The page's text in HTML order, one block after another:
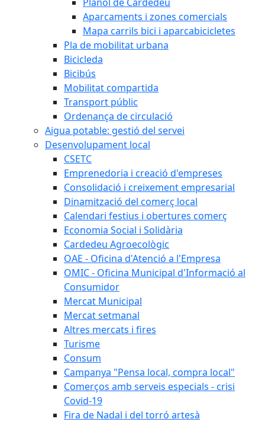
Aparcaments i zones comercials
Mapa carrils bici i aparcabicicletes
Pla de mobilitat urbana
Bicicleda
Bicibús
Mobilitat compartida
Transport públic
Ordenança de circulació
Aigua potable: gestió del servei
Desenvolupament local
CSETC
Emprenedoria i creació d'empreses
Consolidació i creixement empresarial
Dinamització del comerç local
Calendari festius i obertures comerç
Economia Social i Solidària
Cardedeu Agroecològic
OAE - Oficina d'Atenció a l'Empresa
OMIC - Oficina Municipal d'Informació al
Consumidor
Mercat Municipal
Mercat setmanal
Altres mercats i fires
Turisme
Consum
Campanya "Pensa local, compra local"
Comerços amb serveis especials - crisi
Covid-19
Fira de Nadal i del torró artesà